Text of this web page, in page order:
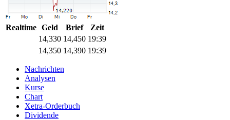
Realtime Geld Brief
Zeit
14,330 14,450 19:39
14,350 14,390 19:39
Nachrichten
Analysen
Kurse
Chart
Xetra-Orderbuch
Dividende